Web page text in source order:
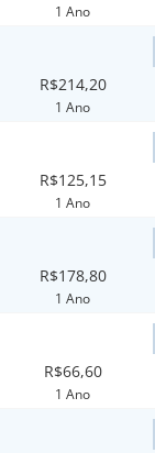
1 Ano
R$214,20
1 Ano
R$125,15
1 Ano
R$178,80
1 Ano
R$66,60
1 Ano